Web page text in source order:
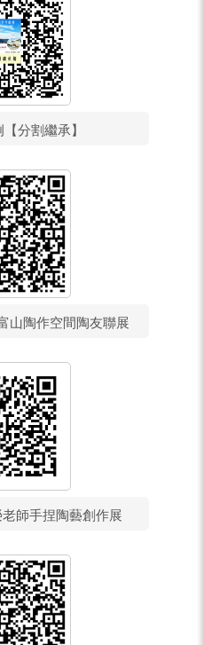
分割繼承】
山陶作空間陶友聯展
師手捏陶藝創作展